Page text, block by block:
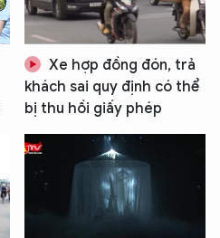
Xe hợp đồng đón, trả
khách sai quy định có thể
bị thu hồi giấy phép